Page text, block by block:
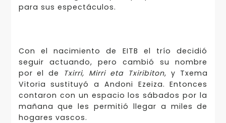
para sus espectáculos.
Con el nacimiento de EITB el trío decidió
seguir actuando, pero cambió su nombre
por el de Txirri, Mirri eta Txiribiton, y Txema
Vitoria sustituyó a Andoni Ezeiza. Entonces
contaron con un espacio los sábados por la
mañana que les permitió llegar a miles de
hogares vascos.